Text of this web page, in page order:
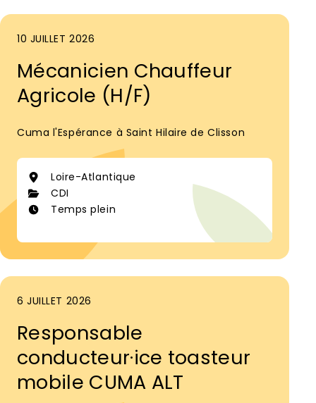
10 JUILLET 2026
Mécanicien Chauffeur
Agricole (H/F)
Cuma l'Espérance à Saint Hilaire de Clisson
Loire-Atlantique
CDI
Temps plein
6 JUILLET 2026
Responsable
conducteur·ice toasteur
mobile CUMA ALT